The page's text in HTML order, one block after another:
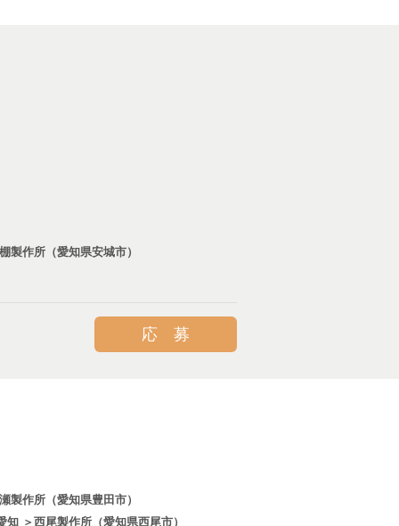
製作所（愛知県安城市）
応 募
製作所（愛知県豊田市）
知 ＞西尾製作所（愛知県西尾市）